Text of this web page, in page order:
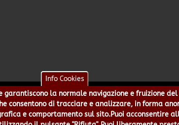
2 -16122 - Genova | CF:80007350103 - P.Iva:
5499456 Num.Verde 800 509420 | P.E.C.:
Info Cookies
garantiscono la normale navigazione e fruizione
consentono di tracciare e analizzare, in forma
e comportamento sul sito.Puoi acconsentire